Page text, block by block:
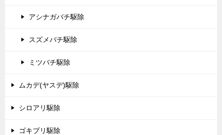
アシナガバチ駆除
スズメバチ駆除
ミツバチ駆除
ムカデ(ヤスデ)駆除
シロアリ駆除
ゴキブリ駆除